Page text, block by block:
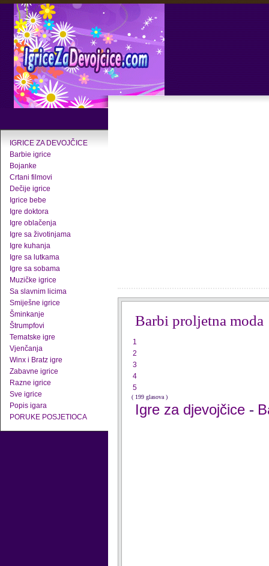
IGRICE ZA DEVOJČICE
Barbie igrice
Bojanke
Crtani filmovi
Dečije igrice
Igrice bebe
Igre doktora
Igre oblačenja
Igre sa životinjama
Igre kuhanja
Igre sa lutkama
Igre sa sobama
Muzičke igrice
Sa slavnim licima
Smiješne igrice
Šminkanje
Štrumpfovi
Tematske igre
Vjenčanja
Winx i Bratz igre
Zabavne igrice
Razne igrice
Sve igrice
Popis igara
PORUKE POSJETIOCA
Barbi proljetna moda
1
2
3
4
5
( 199 glasova )
Igre za djevojčice -